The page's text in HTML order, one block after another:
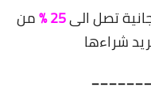
تصل الى25 %
من
شراءها